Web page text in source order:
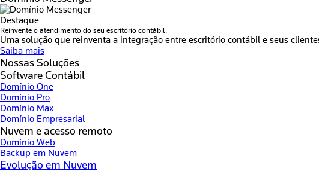
Destaque
Reinvente o atendimento do seu escritório contábil.
Uma solução que reinventa a integração entre escritório contábil e seus
Saiba mais
Nossas Soluções
Software Contábil
Domínio One
Domínio Pro
Domínio Max
Domínio Empresarial
Nuvem e acesso remoto
Domínio Web
Backup em Nuvem
Evolução em Nuvem